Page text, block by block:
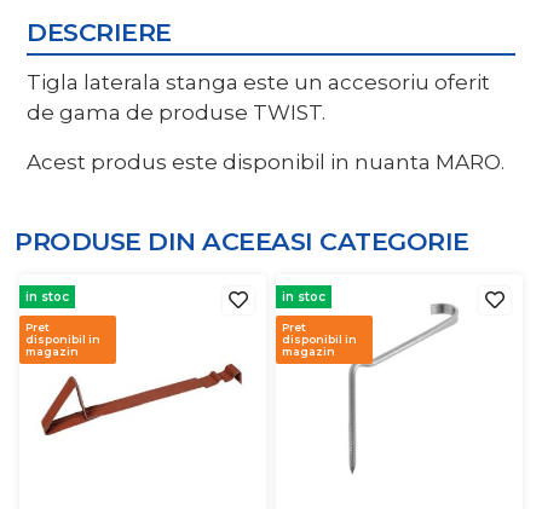
DESCRIERE
Tigla laterala stanga este un accesoriu oferit
de gama de produse TWIST.
Acest produs este disponibil in nuanta MARO.
PRODUSE DIN ACEEASI CATEGORIE
in stoc
Pret
disponibil in
magazin
in stoc
Pret
disponibil in
magazin